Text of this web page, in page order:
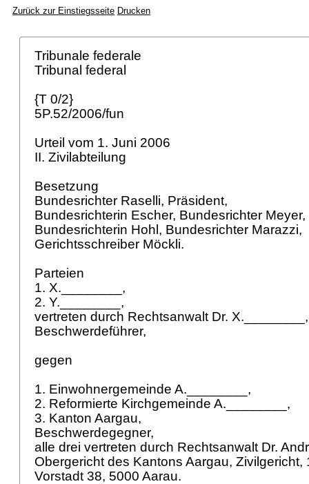
Zurück zur Einstiegsseite Drucken
Tribunale federale
Tribunal federal
{T 0/2}
5P.52/2006/fun
Urteil vom 1. Juni 2006
II. Zivilabteilung
Besetzung
Bundesrichter Raselli, Präsident,
Bundesrichterin Escher, Bundesrichter Meyer,
Bundesrichterin Hohl, Bundesrichter Marazzi,
Gerichtsschreiber Möckli.
Parteien
1. X.________,
2. Y.________,
vertreten durch Rechtsanwalt Dr.
Beschwerdeführer,
gegen
1. Einwohnergemeinde A.________,
2. Reformierte Kirchgemeinde A.________,
3. Kanton Aargau,
Beschwerdegegner,
alle drei vertreten durch Rechtsanwalt Dr.
Obergericht des Kantons Aargau, Zivilgericht,
Vorstadt 38, 5000 Aarau.